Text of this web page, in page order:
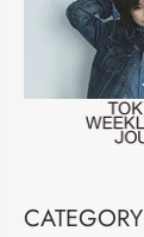
CATEGORY